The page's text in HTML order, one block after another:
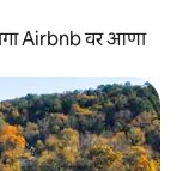
Airbnb वर आणा